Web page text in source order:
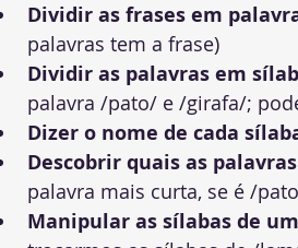
Dividir as frases em
palavras tem a frase)
Dividir as palavras em
palavra /pato/ e /girafa/;
Dizer o nome de cada
Descobrir quais as
palavra mais curta, se é /
Manipular as sílabas de